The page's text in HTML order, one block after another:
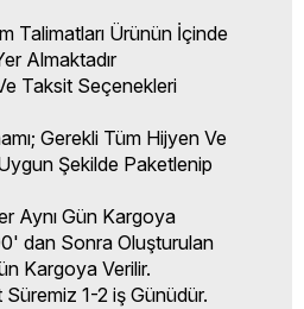
Talimatları Ürünün İçinde
Almaktadır
Taksit Seçenekleri
Gerekli Tüm Hijyen Ve
Şekilde Paketlenip
Aynı Gün Kargoya
dan Sonra Oluşturulan
Kargoya Verilir.
1-2 iş Günüdür.